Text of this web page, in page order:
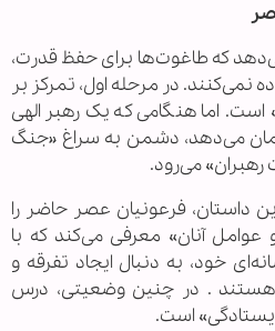
که طاغوت‌ها برای حفظ قدرت،
نمی‌کنند. در مرحله اول، تمرکز بر
اما هنگامی که یک رهبر الهی
می‌دهد، دشمن به سراغ «جنگ
می‌رود.
داستان، فرعونیان عصر حاضر را
عوامل آنان» معرفی می‌کند که با
خود، به دنبال ایجاد تفرقه و
. در چنین وضعیتی، درس
است.